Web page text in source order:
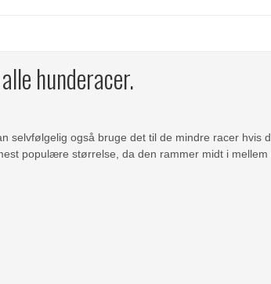
hunderacer.
selvfølgelig også bruge det til de mindre racer hvis
populære størrelse, da den rammer midt i